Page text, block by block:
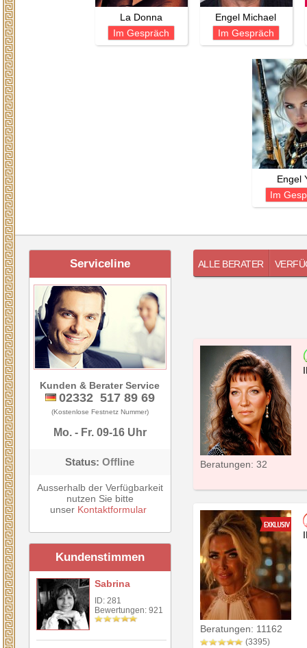
La Donna
Im Gespräch
Engel Michael
Im Gespräch
Engel
Im
Serviceline
Kunden & Berater Service
02332 517 89 69
(Kostenlose Festnetz Nummer)
Mo. - Fr. 09-16 Uhr
Status:Offline
Ausserhalb der Verfügbarkeit
nutzen Sie bitte
unser Kontaktformular
Kundenstimmen
Sabrina
ID: 281
Bewertungen: 921
ALLE BERATER
Beratungen: 32
Beratungen: 11162
(3395)